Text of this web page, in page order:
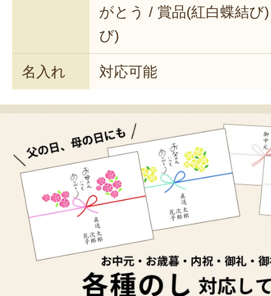
がとう / 賞品(紅白蝶結び
び)
名入れ 対応可能